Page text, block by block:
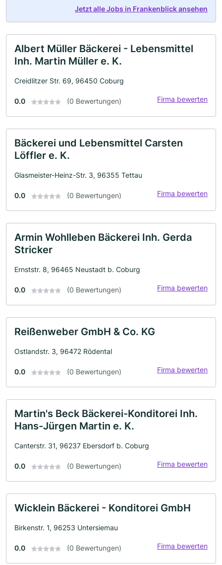
Jetzt alle Jobs in Frankenblick ansehen
Albert Müller Bäckerei - Lebensmittel
Inh. Martin Müller e. K.
Creidlitzer Str. 69, 96450 Coburg
0.0 (0 Bewertungen) Firma bewerten
Bäckerei und Lebensmittel Carsten
Löffler e. K.
Glasmeister-Heinz-Str. 3, 96355 Tettau
0.0 (0 Bewertungen) Firma bewerten
Armin Wohlleben Bäckerei Inh. Gerda
Stricker
Ernststr. 8, 96465 Neustadt b. Coburg
0.0 (0 Bewertungen) Firma bewerten
Reißenweber GmbH & Co. KG
Ostlandstr. 3, 96472 Rödental
0.0 (0 Bewertungen) Firma bewerten
Martin's Beck Bäckerei-Konditorei Inh.
Hans-Jürgen Martin e. K.
Canterstr. 31, 96237 Ebersdorf b. Coburg
0.0 (0 Bewertungen) Firma bewerten
Wicklein Bäckerei - Konditorei GmbH
Birkenstr. 1, 96253 Untersiemau
0.0 (0 Bewertungen) Firma bewerten